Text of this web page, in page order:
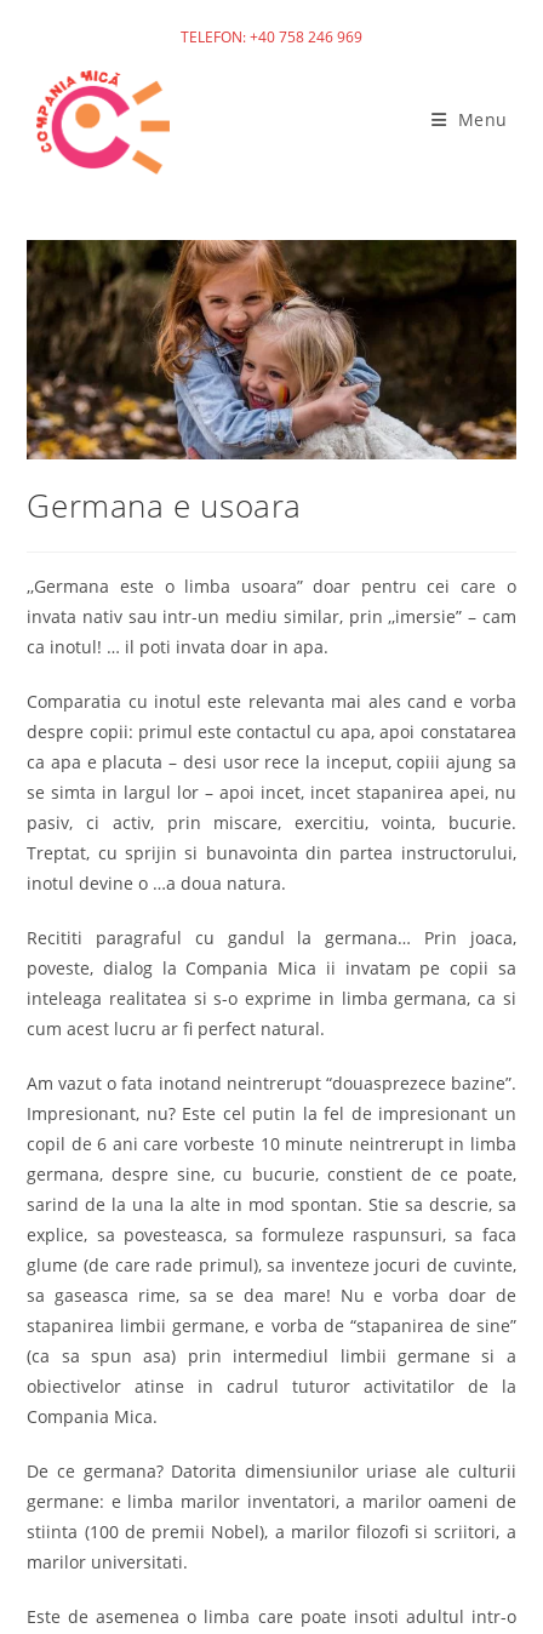
content
TELEFON: +40 758 246 969
Menu
Germana e usoara
,,Germana este o limba usoara” doar pentru cei care o
invata nativ sau intr-un mediu similar, prin ,,imersie” – cam
ca inotul! … il poti invata doar in apa.
Comparatia cu inotul este relevanta mai ales cand e vorba
despre copii: primul este contactul cu apa, apoi constatarea
ca apa e placuta – desi usor rece la inceput, copiii ajung sa
se simta in largul lor – apoi incet, incet stapanirea apei, nu
pasiv, ci activ, prin miscare, exercitiu, vointa, bucurie.
Treptat, cu sprijin si bunavointa din partea instructorului,
inotul devine o …a doua natura.
Recititi paragraful cu gandul la germana… Prin joaca,
poveste, dialog la Compania Mica ii invatam pe copii sa
inteleaga realitatea si s-o exprime in limba germana, ca si
cum acest lucru ar fi perfect natural.
Am vazut o fata inotand neintrerupt “douasprezece bazine”.
Impresionant, nu? Este cel putin la fel de impresionant un
copil de 6 ani care vorbeste 10 minute neintrerupt in limba
germana, despre sine, cu bucurie, constient de ce poate,
sarind de la una la alte in mod spontan. Stie sa descrie, sa
explice, sa povesteasca, sa formuleze raspunsuri, sa faca
glume (de care rade primul), sa inventeze jocuri de cuvinte,
sa gaseasca rime, sa se dea mare! Nu e vorba doar de
stapanirea limbii germane, e vorba de “stapanirea de sine”
(ca sa spun asa) prin intermediul limbii germane si a
obiectivelor atinse in cadrul tuturor activitatilor de la
Compania Mica.
De ce germana? Datorita dimensiunilor uriase ale culturii
germane: e limba marilor inventatori, a marilor oameni de
stiinta (100 de premii Nobel), a marilor filozofi si scriitori, a
marilor universitati.
Este de asemenea o limba care poate insoti adultul intr-o